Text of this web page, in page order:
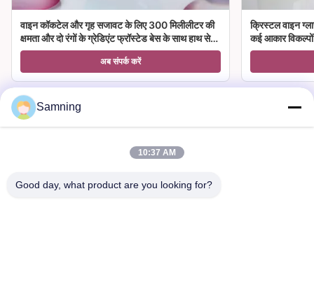
वाइन कॉकटेल और गृह सजावट के लिए 300 मिलीलीटर की
क्षमता और दो रंगों के ग्रेडिएंट फ्रॉस्टेड बेस के साथ हाथ से
उड़ा क्रिस्टल वाइन ग्लास गॉब्लेट
अब संपर्क करें
क्रिस्टल वाइन
कई आकार विकल्पों
Samning
10:37 AM
Good day, what product are you looking for?